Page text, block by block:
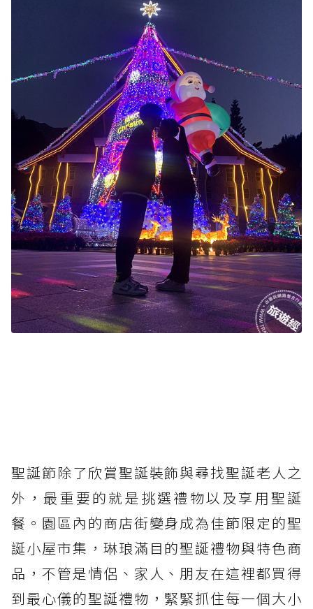
聖誕節除了欣賞聖誕裝飾與尋找聖誕老人之
外，最重要的就是挑選禮物以及享用聖誕
餐。園區內的商店街變身成為佳節限定的聖
誕小屋市集，琳琅滿目的聖誕禮物與特色商
品，不管是情侶、家人、朋友在這裡都買得
到最心儀的聖誕禮物，緊緊抓住每一個大小